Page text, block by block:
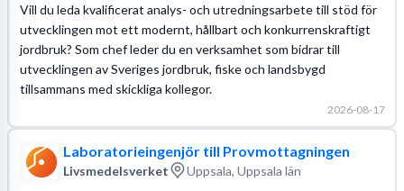
Vill du leda kvalificerat analys- och utredningsarbete till stöd för
utvecklingen mot ett modernt, hållbart och konkurrenskraftigt
jordbruk? Som chef leder du en verksamhet som bidrar till
utvecklingen av Sveriges jordbruk, fiske och landsbygd
tillsammans med skickliga kollegor.
2026-08-17
Laboratorieingenjör till Provmottagningen
Livsmedelsverket Uppsala, Uppsala län